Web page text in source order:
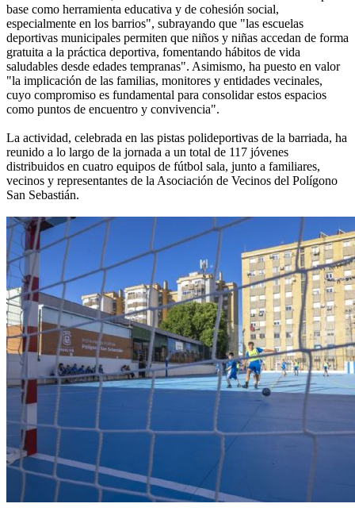
base como herramienta educativa y de cohesión social,
especialmente en los barrios", subrayando que "las escuelas
deportivas municipales permiten que niños y niñas accedan de forma
gratuita a la práctica deportiva, fomentando hábitos de vida
saludables desde edades tempranas". Asimismo, ha puesto en valor
"la implicación de las familias, monitores y entidades vecinales,
cuyo compromiso es fundamental para consolidar estos espacios
como puntos de encuentro y convivencia".
La actividad, celebrada en las pistas polideportivas de la barriada, ha
reunido a lo largo de la jornada a un total de 117 jóvenes
distribuidos en cuatro equipos de fútbol sala, junto a familiares,
vecinos y representantes de la Asociación de Vecinos del Polígono
San Sebastián.